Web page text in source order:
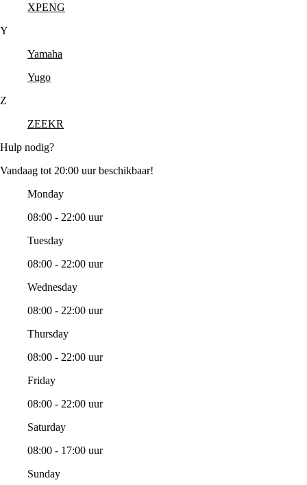
XPENG
Y
Yamaha
Yugo
Z
ZEEKR
Hulp nodig?
Vandaag tot 20:00 uur beschikbaar!
Monday
08:00 - 22:00 uur
Tuesday
08:00 - 22:00 uur
Wednesday
08:00 - 22:00 uur
Thursday
08:00 - 22:00 uur
Friday
08:00 - 22:00 uur
Saturday
08:00 - 17:00 uur
Sunday